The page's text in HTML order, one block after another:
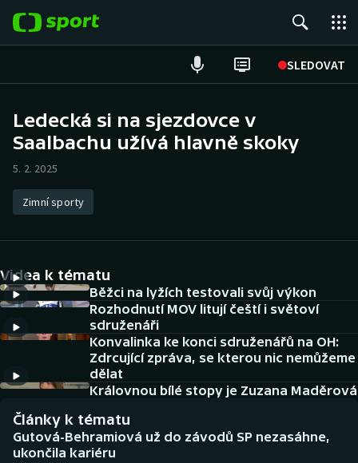
SLEDOVAT
Hokej
Atletika
DALŠÍ SPORTY
Americký fotbal
Baseball a softbal
Biatlon
NEPŘEHLÉDNĚTE
Aplikace ČT sport
Ledecká si na sjezdovce v
Saalbachu užívá hlavně skoky
5. 2. 2025
Zimní sporty
Videa k tématu
Běžci na lyžích testovali svůj výkon
Rozhodnutí MOV litují čeští i světoví
sdruženáři
Konvalinka ke konci sdruženářů na OH:
Zdrcující zpráva, se kterou nic nemůžeme
dělat
Královnou bílé stopy je Zuzana Maděrová
Články k tématu
Gutová-Behramiová už do závodů SP nezasáhne,
ukončila kariéru